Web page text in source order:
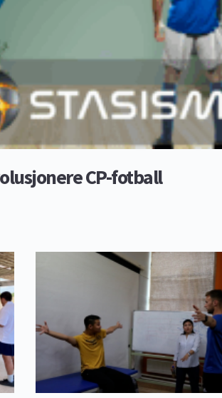
CP-fotball